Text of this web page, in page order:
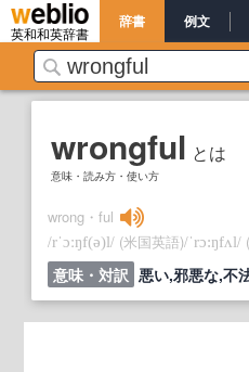
英和和英辞書
辞書 例文
wrongful とは
意味・読み方・使い方
wrong・ful
/rˈɔːŋf(ə)l/ (米国英語)/ˈrɔ:ŋfʌl/
意味・対訳 悪い,邪悪な,不